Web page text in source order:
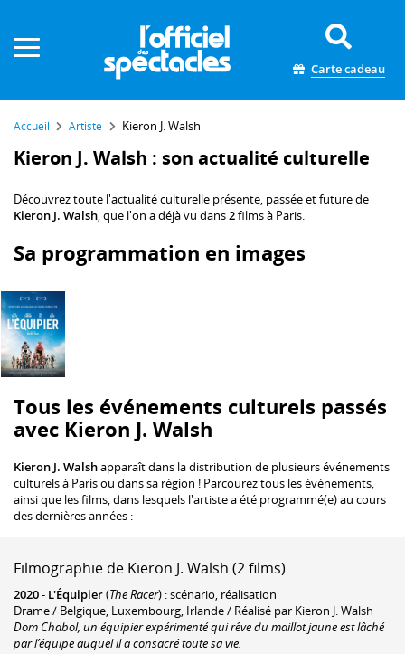
Carte cadeau
Accueil Artiste Kieron J. Walsh
Kieron J. Walsh : son actualité culturelle
Découvrez toute l'actualité culturelle présente, passée et future de
Kieron J. Walsh, que l'on a déjà vu dans2films à Paris.
Sa programmation en images
Tous les événements culturels passés
avec Kieron J. Walsh
Kieron J. Walshapparaît dans la distribution de plusieurs événements
culturels à Paris ou dans sa région ! Parcourez tous les événements,
ainsi que les films, dans lesquels l'artiste a été programmé(e) au cours
des dernières années :
Filmographie de Kieron J. Walsh (2 films)
2020- L'Équipier(The Racer) : scénario, réalisation
Drame / Belgique, Luxembourg, Irlande / Réalisé par Kieron J. Walsh
Dom Chabol, un équipier expérimenté qui rêve du maillot jaune est lâché
par l’équipe auquel il a consacré toute sa vie.